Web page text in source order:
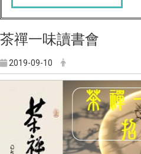
茶禪一味讀書會
2019-09-10